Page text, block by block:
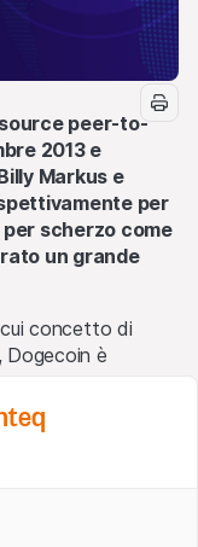
peer-to-
2013 e
Markus e
per
scherzo come
un grande
concetto di
è
vengono
esiste un limite
chiaramente
è in
è rimasta in